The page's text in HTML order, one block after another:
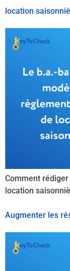
location
Comment
location
Augmenter les